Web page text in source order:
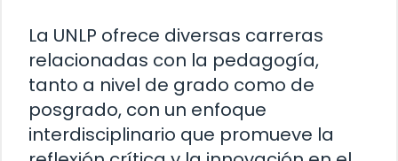
La UNLP ofrece diversas carreras
relacionadas con la pedagogía,
tanto a nivel de grado como de
posgrado, con un enfoque
interdisciplinario que promueve la